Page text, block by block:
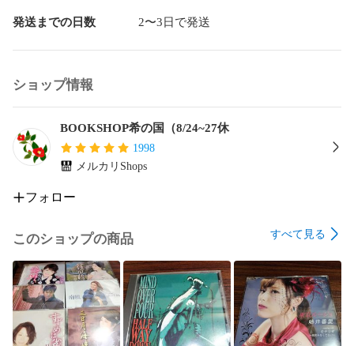
発送までの日数 2〜3日で発送
ショップ情報
BOOKSHOP希の国（8/24~27休
1998
メルカリShops
フォロー
このショップの商品 すべて見る